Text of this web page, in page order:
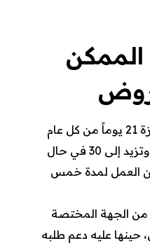
الممكن
: وتكون الإجازة 21 يوماً من كل عام
وفقاً لنظام العمل السعودي، وتزيد إلى 30 في حال
العمل لمدة خمس
من الجهة المختصة
عليه دعم طلبه